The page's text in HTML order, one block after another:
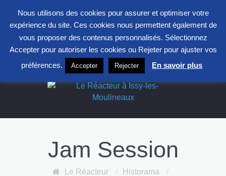
entrepont@clavim.asso.fr 01 41 23 83 83
Le Réacteur
Jam Session
Le Réacteur / Historama
/
Nous utilisons des cookies pour assurer et optimiser votre
expérience du site. Ces cookies nous permettent également de
vous proposer des contenus personnalisés. Sélectionnez
Accepter pour autoriser les cookies ou Rejeter pour ajuster vos
préférences.
Accepter Rejecter En savoir plus